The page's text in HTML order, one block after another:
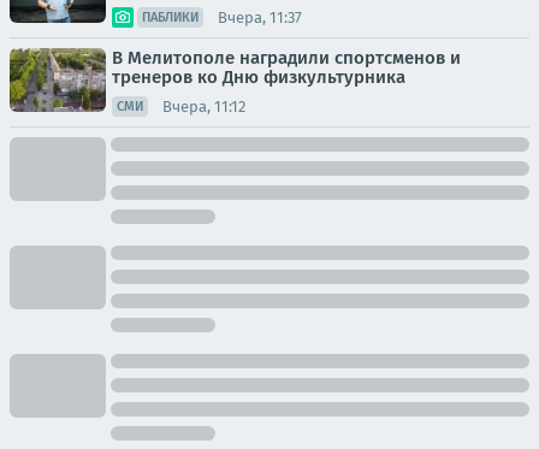
ПАБЛИКИ Вчера, 11:37
В Мелитополе наградили спортсменов и
тренеров ко Дню физкультурника
СМИ Вчера, 11:12